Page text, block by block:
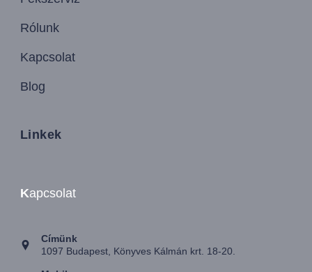
Rólunk
Kapcsolat
Blog
Linkek
Kapcsolat
Címünk
1097 Budapest, Könyves Kálmán krt. 18-20.